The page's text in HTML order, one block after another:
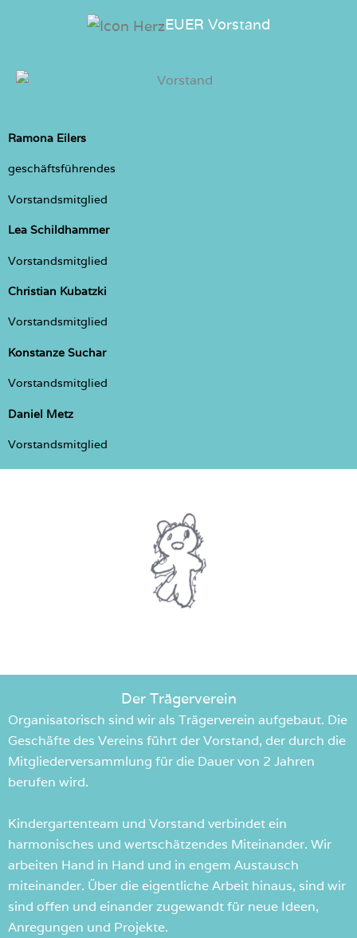
EUER Vorstand
Ramona Eilers
geschäftsführendes
Vorstandsmitglied
Lea Schildhammer
Vorstandsmitglied
Christian Kubatzki
Vorstandsmitglied
Konstanze Suchar
Vorstandsmitglied
Daniel Metz
Vorstandsmitglied
Der Trägerverein
Organisatorisch sind wir als Trägerverein aufgebaut. Die
Geschäfte des Vereins führt der Vorstand, der durch die
Mitgliederversammlung für die Dauer von 2 Jahren
berufen wird.
Kindergartenteam und Vorstand verbindet ein
harmonisches und wertschätzendes Miteinander. Wir
arbeiten Hand in Hand und in engem Austausch
miteinander. Über die eigentliche Arbeit hinaus, sind wir
sind offen und einander zugewandt für neue Ideen,
Anregungen und Projekte.